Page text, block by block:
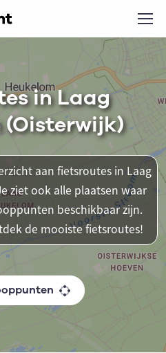
in Laag
(Oisterwijk)
aan fietsroutes in Laag
ziet ook alle plaatsen waar
beschikbaar zijn.
de mooiste fietsroutes!